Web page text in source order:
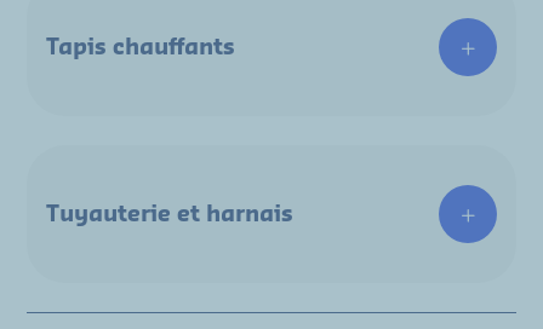
Tapis chauffants
Tuyauterie et harnais